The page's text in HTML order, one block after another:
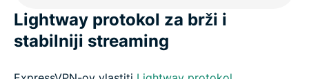
Lightway protokol za brži i
stabilniji streaming